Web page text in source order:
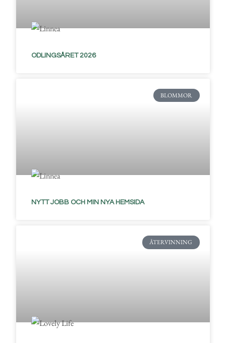
ODLINGSÅRET 2026
BLOMMOR
NYTT JOBB OCH MIN NYA HEMSIDA
ÅTERVINNING